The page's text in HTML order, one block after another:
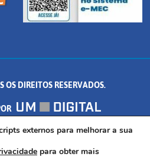
ferramentas
OS DIREITOS RESERVADOS.
- PALMEIRAS, FORMIGA/MG - CEP:
35.574.530
externos para melhorar a sua
para obter mais